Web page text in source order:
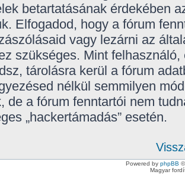
betartatásának érdekében
Elfogadod, hogy a fórum
vagy lezárni az
szükséges. Mint
tárolásra kerül a fórum
nélkül semmilyen
de a fórum fenntartói nem
„hackertámadás” esetén.
Powered by phpBB
Magyar